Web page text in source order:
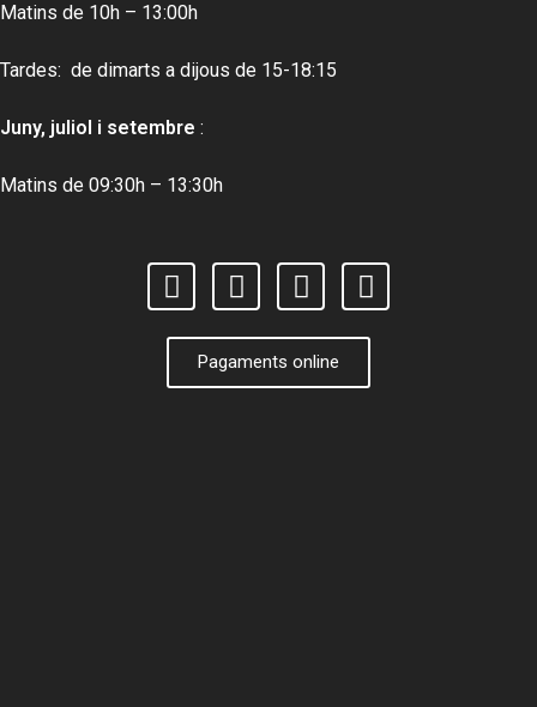
Matins de 10h – 13:00h
Tardes: de dimarts a dijous de 15-18:15
Juny, juliol i setembre :
Matins de 09:30h – 13:30h
Pagaments online